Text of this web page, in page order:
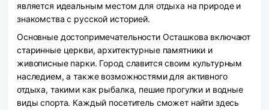
является идеальным местом для отдыха на природе и
знакомства с русской историей.
Основные достопримечательности Осташкова включают
старинные церкви, архитектурные памятники и
живописные парки. Город славится своим культурным
наследием, а также возможностями для активного
отдыха, такими как рыбалка, пешие прогулки и водные
виды спорта. Каждый посетитель сможет найти здесь